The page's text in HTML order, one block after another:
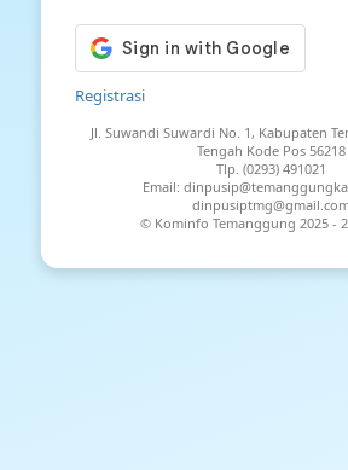
Registrasi
Jl. Suwandi Suwardi No. 1, Kabupaten
Tengah Kode Pos 56218
Tlp. (0293) 491021
Email:
© Kominfo Temanggung 2025 -